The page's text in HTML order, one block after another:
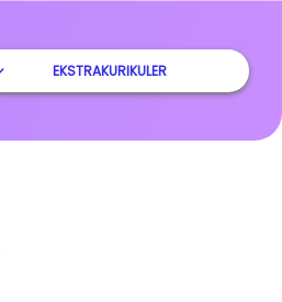
EKSTRAKURIKULER